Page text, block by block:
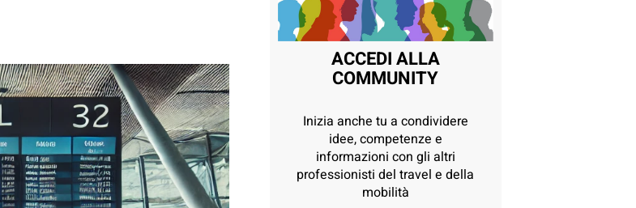
ACCEDI ALLA
COMMUNITY
Inizia anche tu a condividere
idee, competenze e
informazioni con gli altri
professionisti del travel e della
mobilità